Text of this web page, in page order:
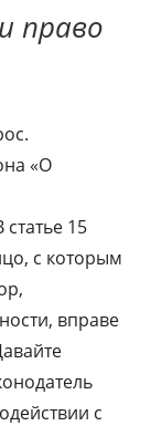
право
«О
15
с которым
вправе
с